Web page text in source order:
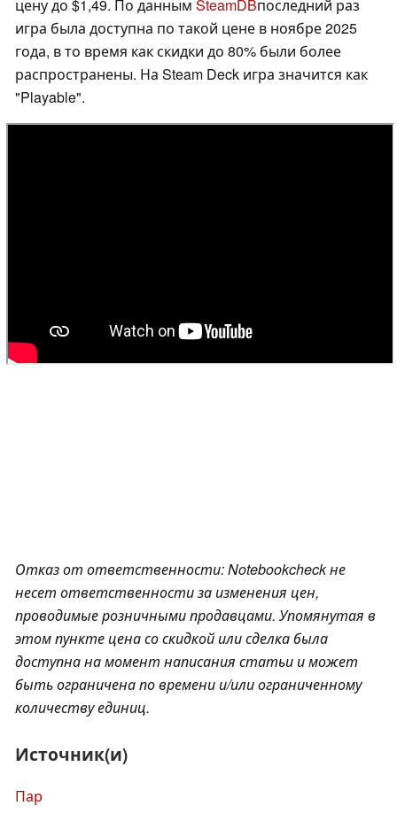
цену до $1,49. По данным SteamDBпоследний раз
игра была доступна по такой цене в ноябре 2025
года, в то время как скидки до 80% были более
распространены. На Steam Deck игра значится как
"Playable".
Отказ от ответственности: Notebookcheck не
несет ответственности за изменения цен,
проводимые розничными продавцами. Упомянутая в
этом пункте цена со скидкой или сделка была
доступна на момент написания статьи и может
быть ограничена по времени и/или ограниченному
количеству единиц.
Источник(и)
Пар